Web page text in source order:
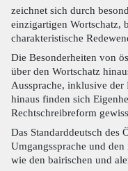
zeichnet sich durch
einzigartigen Wortschatz,
charakteristische
Die Besonderheiten von
über den Wortschatz
Aussprache, inklusive
hinaus finden sich
Rechtschreibreform
Das Standarddeutsch des
Umgangssprache und
wie den bairischen und